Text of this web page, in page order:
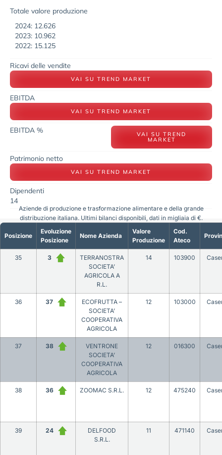
Totale valore produzione
2024: 12.626
2023: 10.962
2022: 15.125
Ricavi delle vendite
VAI SU TREND MARKET
EBITDA
VAI SU TREND MARKET
EBITDA % VAI SU TREND
MARKET
Patrimonio netto
VAI SU TREND MARKET
Dipendenti
14
Posizione
Evoluzione
Posizione
Nome Azienda
Valore
Produzione
Cod.
Ateco
35 3
TERRANOSTRA
SOCIETA’
AGRICOLA A
R.L.
14 103900
36 37
ECOFRUTTA –
SOCIETA’
COOPERATIVA
AGRICOLA
12 103000
37 38
VENTRONE
SOCIETA’
COOPERATIVA
AGRICOLA
12 016300
38 36 ZOOMAC S.R.L. 12 475240
39 24
DELFOOD
S.R.L.
11 471140
Aziende di produzione e trasformazione alimentare e della grande
distribuzione italiana. Ultimi bilanci disponibili, dati in migliaia di €.